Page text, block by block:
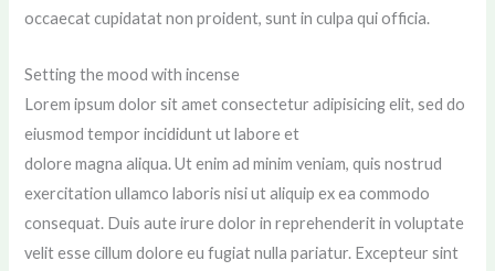
occaecat cupidatat non proident, sunt in culpa qui officia.
Setting the mood with incense
Lorem ipsum dolor sit amet consectetur adipisicing elit, sed do
eiusmod tempor incididunt ut labore et
dolore magna aliqua. Ut enim ad minim veniam, quis nostrud
exercitation ullamco laboris nisi ut aliquip ex ea commodo
consequat. Duis aute irure dolor in reprehenderit in voluptate
velit esse cillum dolore eu fugiat nulla pariatur. Excepteur sint